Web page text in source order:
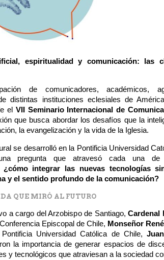
espiritualidad y comunicación: las
de comunicadores, académicos,
distintas instituciones eclesiales de
el VII Seminario Internacional de
que busca abordar los desafíos que la
la evangelización y la vida de la Iglesia.
se desarrolló en la Pontificia Universidad
pregunta que atravesó cada una
¿cómo integrar las nuevas tecnologías
y el sentido profundo de la comunicación?
QUE MIRÓ AL FUTURO
a cargo del Arzobispo de Santiago,Cardenal
Episcopal de Chile, Monseñor
Universidad Católica de Chile,
la importancia de generar espacios de
y tecnológicos que atraviesan a la sociedad